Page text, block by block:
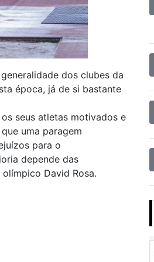
dos clubes da
época, já de si bastante
seus atletas motivados e
uma paragem
para o
depende das
David Rosa.